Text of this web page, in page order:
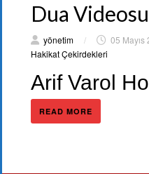
Dua Videosu
yönetim / 05 Mayıs
Hakikat Çekirdekleri
Arif Varol
READ MORE